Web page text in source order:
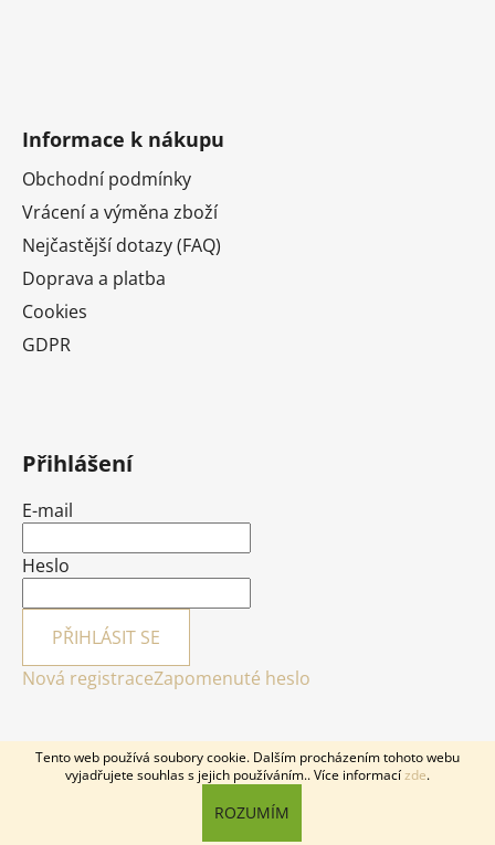
Tento web používá soubory cookie. Dalším procházením tohoto webu
vyjadřujete souhlas s jejich používáním.. Více informacízde.
ROZUMÍM
Informace k nákupu
Obchodní podmínky
Vrácení a výměna zboží
Nejčastější dotazy (FAQ)
Doprava a platba
Cookies
GDPR
Přihlášení
E-mail
Heslo
PŘIHLÁSIT SE
Nová registraceZapomenuté heslo
Vytvořil Shoptet
GObaby.cz. Všechna práva vyhrazena.